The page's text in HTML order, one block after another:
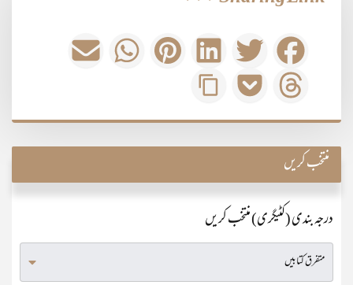
منتخب کریں
درجہ بندی (کٹیگری) منتخب کریں